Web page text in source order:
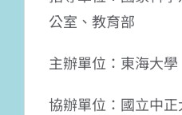
公室、教育部
主辦單位：東海大學
協辦單位：國立中